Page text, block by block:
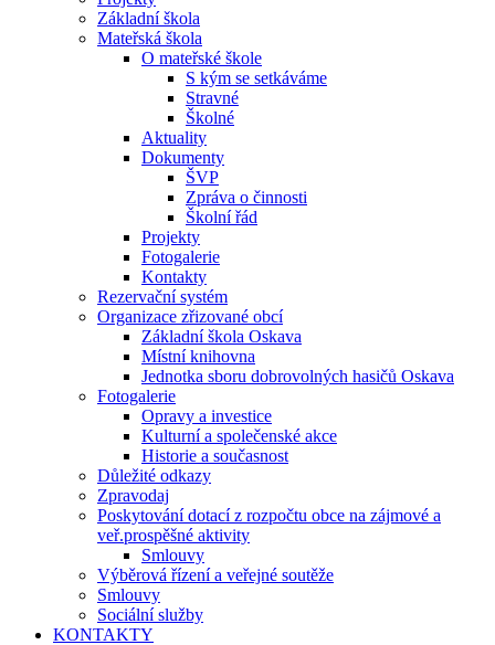
Základní škola
Mateřská škola
O mateřské škole
S kým se setkáváme
Stravné
Školné
Aktuality
Dokumenty
ŠVP
Zpráva o činnosti
Školní řád
Projekty
Fotogalerie
Kontakty
Rezervační systém
Organizace zřizované obcí
Základní škola Oskava
Místní knihovna
Jednotka sboru dobrovolných hasičů Oskava
Fotogalerie
Opravy a investice
Kulturní a společenské akce
Historie a současnost
Důležité odkazy
Zpravodaj
Poskytování dotací z rozpočtu obce na zájmové a
veř.prospěšné aktivity
Smlouvy
Výběrová řízení a veřejné soutěže
Smlouvy
Sociální služby
KONTAKTY